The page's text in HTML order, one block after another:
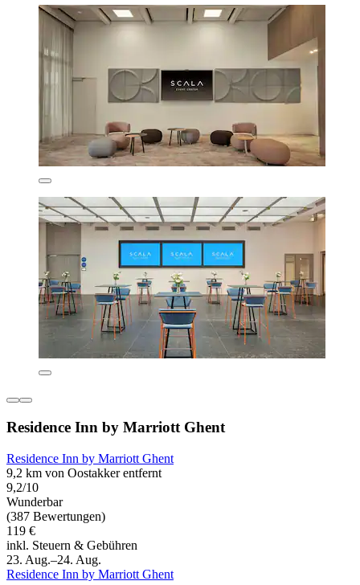
Residence Inn by Marriott Ghent
Residence Inn by Marriott Ghent
9,2 km von Oostakker entfernt
9,2/10
Wunderbar
(387 Bewertungen)
119 €
inkl. Steuern & Gebühren
23. Aug.–24. Aug.
Residence Inn by Marriott Ghent